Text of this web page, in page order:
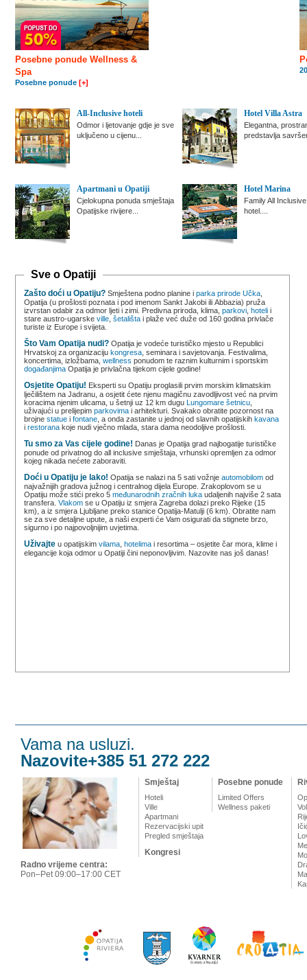
Posebne ponude Wellness &
Spa
Posebne ponude [+]
All-Inclusive hoteli
Odmor i ljetovanje gdje je sve
uključeno u cijenu...
Hotel Villa Astra
Elegantna,
predstavlja
Apartmani u Opatiji
Cjelokupna ponuda smještaja
Opatijske rivijere...
Hotel Marina
Family All
hotel....
Sve o Opatiji
Zašto doći u Opatiju? Smještena podno planine i parka prirode Učka
Opatija (u prošlosti poznata i pod imenom Sankt Jakobi ili Abbazia) pruža
izvrstan odabir za odmor ljeti i zimi. Predivna priroda, klima, parkovi hoteli i
stare austro-ugarske ville šetališta i plaže već duže od 160 godina privlače
turiste iz Europe i svijeta.
Što Vam Opatija nudi? Opatija je vodeće turističko mjesto u Republici
Hrvatskoj za organizaciju kongresa , seminara i savjetovanja. Festivalima,
koncertima, izložbama, wellness ponudom te raznim kulturnim i sportskim
događanjima Opatija je privlačna tijekom cijele godine!
Osjetite Opatiju! Eksperti su Opatiju proglasili prvim morskim klimatskim
lječilištem na Jadranu, a osjetit ćete njenu magičnu zavodljivost već na prvim
koracima njenim ulicama, u šetnji uz 12 km dugu Lungomare šetnicu
uživajući u prelijepim parkovima i arhitekturi. Svakako obratite pozornost na
brojne statue i fontane , a onda zastanite u jednoj od slavnih opatijskih kavana
i restorana koje nudi vječno mlada, stara dama neodoljive prošlosti.
Tu smo za Vas cijele godine! Danas je Opatija grad najbogatije turističke
ponude od privatnog do all inclusive smještaja, vrhunski opremljen za odmor
kojeg nikada nećete zaboraviti.
Doći u Opatiju je lako! Opatija se nalazi na 5 sati vožnje automobilom od
najvažnijih gradova južnog i centralnog dijela Europe. Zrakoplovom se u
Opatiju može stići preko 5 međunarodnih zračnih luka udaljenih najviše 2 sata
transfera. Vlakom se u Opatiju iz smjera Zagreba dolazi preko Rijeke (15
km), a iz smjera Ljubljane preko stanice Opatija-Matulji (6 km). Obratite nam
se za sve detaljne upute, a naši experti će Vam osigurati da stignete brzo,
sigurno i po najpovoljnijim uvjetima.
Uživajte u opatijskim vilama hotelima i resortima – osjetite čar mora, klime i
elegancije koja odmor u Opatiji čini neponovljivim. Nazovite nas još danas!
Vama na usluzi.
Nazovite+385 51 272 222
Radno vrijeme centra:
Pon–Pet 09:00–17:00 CET
Smještaj
Hoteli
Ville
Apartmani
Rezervacijski upit
Pregled smještaja
Kongresi
Posebne ponude
Limited Offers
Wellness paketi